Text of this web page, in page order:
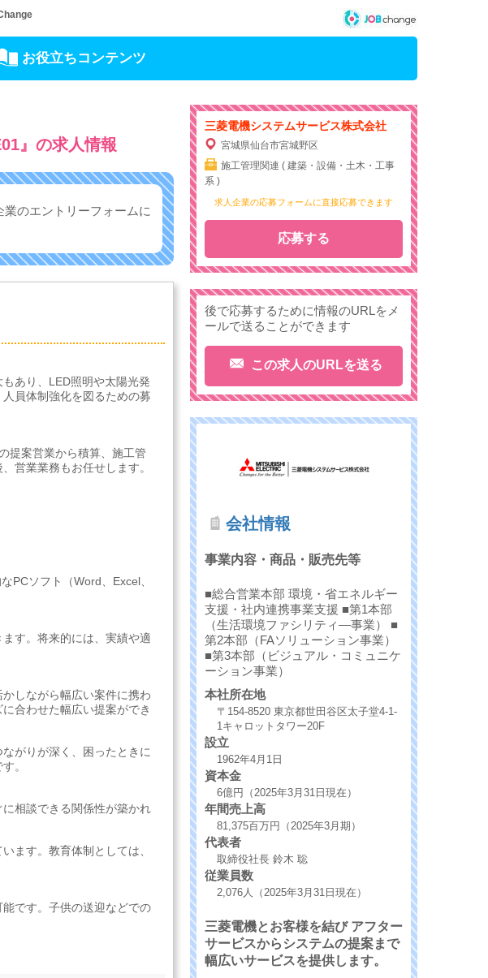
お役立ちコンテンツ
』の求人情報
業のエントリーフォームに
あり、LED照明や太陽光発
員体制強化を図るための募
提案営業から積算、施工管
営業業務もお任せします。
PCソフト（Word、Excel、
す。将来的には、実績や適
しながら幅広い案件に携わ
合わせた幅広い提案ができ
がりが深く、困ったときに
。
相談できる関係性が築かれ
ます。教育体制としては、
です。子供の送迎などでの
三菱電機システムサービス株式会社
宮城県仙台市宮城野区
施工管理関連 ( 建築・設備・土木・工事
系 )
求人企業の応募フォームに直接応募できます
応募する
後で応募するために情報のURLをメ
ールで送ることができます
この求人のURLを送る
会社情報
事業内容・商品・販売先等
■総合営業本部 環境・省エネルギー
支援・社内連携事業支援 ■第1本部
（生活環境ファシリティ―事業） ■
第2本部（FAソリューション事業）
■第3本部（ビジュアル・コミュニケ
ーション事業）
本社所在地
〒154-8520 東京都世田谷区太子堂4-1-
1キャロットタワー20F
設立
1962年4月1日
資本金
6億円（2025年3月31日現在）
年間売上高
81,375百万円（2025年3月期）
代表者
取締役社長 鈴木 聡
従業員数
2,076人（2025年3月31日現在）
三菱電機とお客様を結び アフター
サービスからシステムの提案まで
幅広いサービスを提供します。